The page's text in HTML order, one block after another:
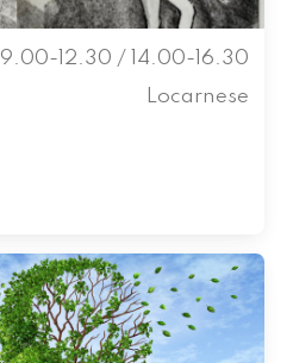
9.00-12.30 / 14.00-16.30
Locarnese